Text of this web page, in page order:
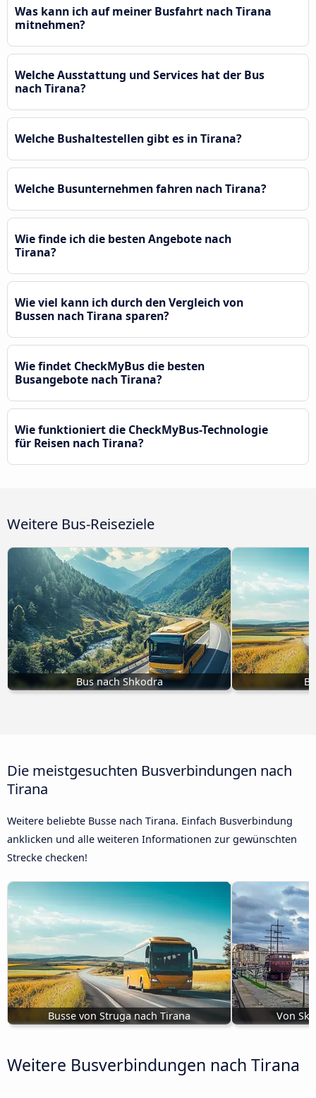
Was kann ich auf meiner Busfahrt nach Tirana
mitnehmen?
Welche Ausstattung und Services hat der Bus
nach Tirana?
Welche Bushaltestellen gibt es in Tirana?
Welche Busunternehmen fahren nach Tirana?
Wie finde ich die besten Angebote nach
Tirana?
Wie viel kann ich durch den Vergleich von
Bussen nach Tirana sparen?
Wie findet CheckMyBus die besten
Busangebote nach Tirana?
Wie funktioniert die CheckMyBus-Technologie
für Reisen nach Tirana?
Weitere Bus-Reiseziele
Bus nach Shkodra
Die meistgesuchten Busverbindungen nach
Tirana
Weitere beliebte Busse nach Tirana. Einfach Busverbindung
anklicken und alle weiteren Informationen zur gewünschten
Strecke checken!
Busse von Struga nach Tirana Von
Weitere Busverbindungen nach Tirana